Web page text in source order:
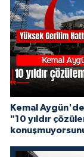
Kemal
"10 yıldır